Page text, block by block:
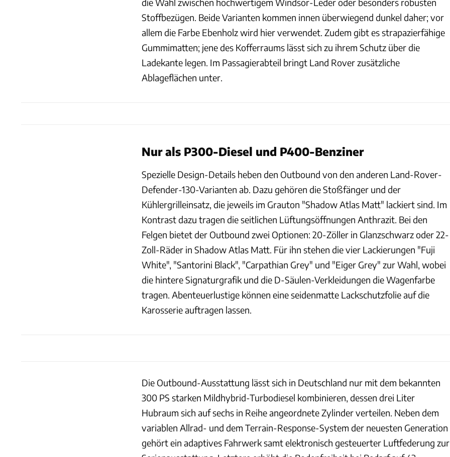
Stoffbezügen. Beide Varianten kommen innen überwiegend dunkel daher; vor
allem die Farbe Ebenholz wird hier verwendet. Zudem gibt es strapazierfähige
Gummimatten; jene des Kofferraums lässt sich zu ihrem Schutz über die
Ladekante legen. Im Passagierabteil bringt Land Rover zusätzliche
Ablageflächen unter.
Nur als P300-Diesel und P400-Benziner
Spezielle Design-Details heben den Outbound von den anderen Land-Rover-
Defender-130-Varianten ab. Dazu gehören die Stoßfänger und der
Kühlergrilleinsatz, die jeweils im Grauton "Shadow Atlas Matt" lackiert sind. Im
Kontrast dazu tragen die seitlichen Lüftungsöffnungen Anthrazit. Bei den
Felgen bietet der Outbound zwei Optionen: 20-Zöller in Glanzschwarz oder 22-
Zoll-Räder in Shadow Atlas Matt. Für ihn stehen die vier Lackierungen "Fuji
White", "Santorini Black", "Carpathian Grey" und "Eiger Grey" zur Wahl, wobei
die hintere Signaturgrafik und die D-Säulen-Verkleidungen die Wagenfarbe
tragen. Abenteuerlustige können eine seidenmatte Lackschutzfolie auf die
Karosserie auftragen lassen.
Die Outbound-Ausstattung lässt sich in Deutschland nur mit dem bekannten
300 PS starken Mildhybrid-Turbodiesel kombinieren, dessen drei Liter
Hubraum sich auf sechs in Reihe angeordnete Zylinder verteilen. Neben dem
variablen Allrad- und dem Terrain-Response-System der neuesten Generation
gehört ein adaptives Fahrwerk samt elektronisch gesteuerter Luftfederung zur